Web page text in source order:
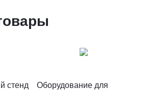
стенд
Оборудование для